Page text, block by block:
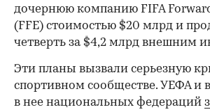
дочернюю компанию FIFA
(FFE) стоимостью $20 млрд и
четверть за $4,2 млрд внешним
Эти планы вызвали серьезную
спортивном сообществе. УЕФА и
в нее национальных федераций